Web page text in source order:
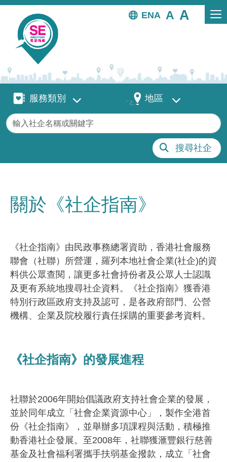
移至主內容
EN
服務類別服務類別 地區 地區
關鍵字
搜尋社企
關於《社企指南》
《社企指南》由民政事務總署資助，香港社會服務
聯會（社聯）所營運，羅列本地社會企業(社企)的資
料供公眾查閱，讓更多社會持份者及公眾人士認識
及更有系統地搜尋社企資料。《社企指南》獲香港
特別行政區政府支持及認可，是各政府部門、公營
機構、企業及院校履行責任採購的重要參考資料。
《社企指南》的發展進程
社聯於2006年開始倡議政府支持社會企業的發展，
並於同年成立「社會企業資源中心」，製作全港首
份《社企指南》，並舉辦多項課程與活動，積極推
動香港社企發展。至2008年，社聯獲滙豐銀行慈善
基金及社會福利署攜手扶弱基金撥款，成立「社會